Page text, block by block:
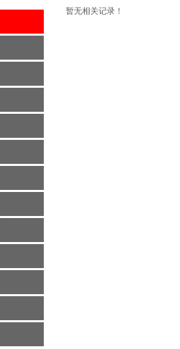
暂无相关记录！